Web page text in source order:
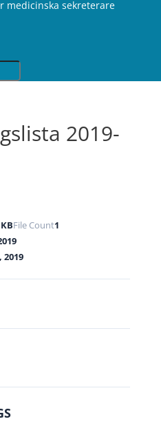
medicinska sekreterare
2019-
File Count1